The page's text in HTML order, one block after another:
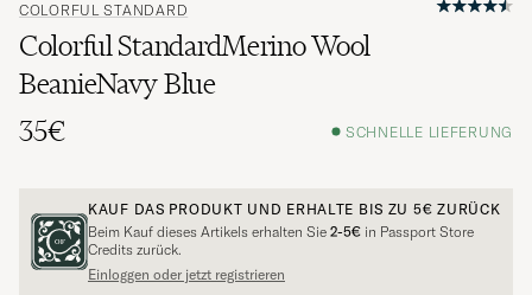
COLORFUL STANDARD
Colorful StandardMerino Wool
BeanieNavy Blue
35€
SCHNELLE LIEFERUNG
KAUF DAS PRODUKT UND ERHALTE BIS ZU 5€ ZURÜCK
Beim Kauf dieses Artikels erhalten Sie 2-5€ in Passport Store
Credits zurück.
Einloggen oder jetzt registrieren